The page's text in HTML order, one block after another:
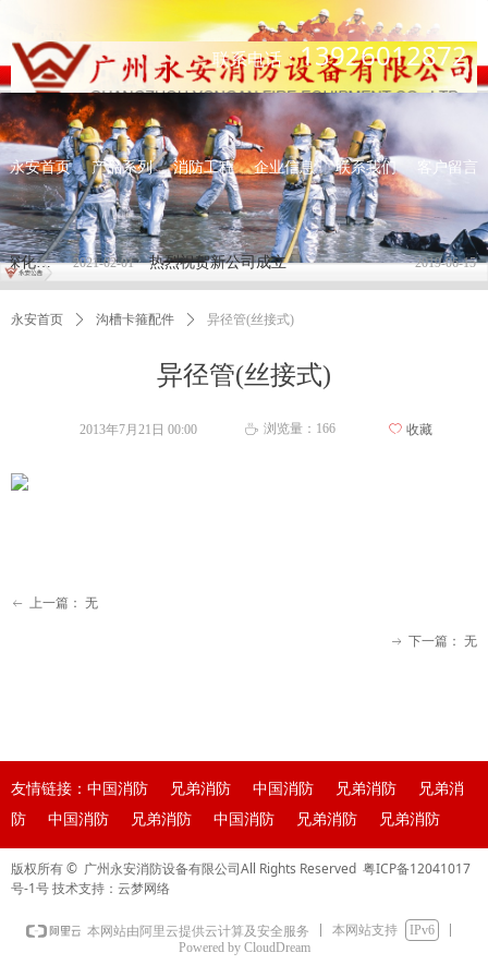
联系电话：13926012872
2021-02-01
住房和城乡建设部关于进一步深化工程建设项目 审批制度改革推进全流程在线审批的通知 2019-06-15
热烈祝贺新公司成立
永安首页 产品系列 消防工程 企业信息 联系我们 客户留言
异径管(丝接式)
永安首页 ꄲ 沟槽卡箍配件 ꄲ 异径管(丝接式)
2013年7月21日 00:00 ꄘ 浏览量： 166 ꄀ 收藏
ꂃ 上一篇： 无
ꁹ 下一篇： 无
友情链接：中国消防 兄弟消防 中国消防 兄弟消防 兄弟消
防 中国消防 兄弟消防 中国消防 兄弟消防 兄弟消防
版权所有 © 广州永安消防设备有限公司All Rights Reserved 粤ICP备12041017
号-1号技术支持：云梦网络
本网站由阿里云提供云计算及安全服务 本网站支持
IPv6
Powered by CloudDream